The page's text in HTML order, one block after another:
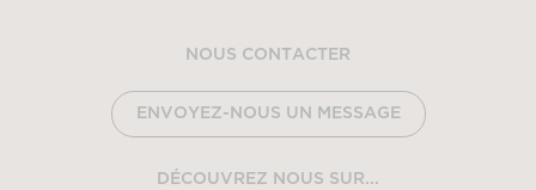
NOUS CONTACTER
ENVOYEZ-NOUS UN MESSAGE
DÉCOUVREZ NOUS SUR...